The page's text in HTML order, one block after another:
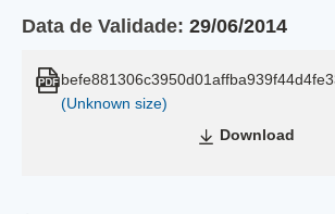
Data de Validade: 29/06/2014
(Unknown size)
Download